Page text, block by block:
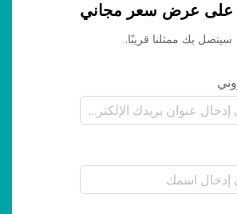
على عرض سعر مجاني
سيتصل بك ممثلنا قريبًا.